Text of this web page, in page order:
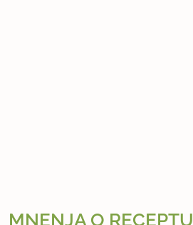
MNENJA O RECEPTU